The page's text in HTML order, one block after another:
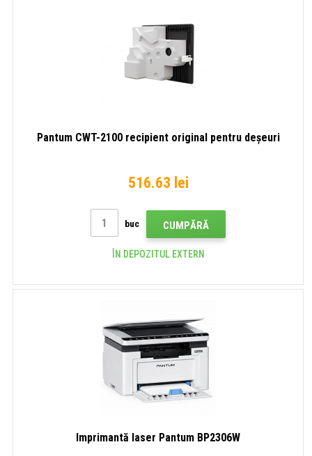
Pantum CWT-2100 recipient original pentru deșeuri
516.63 lei
buc CUMPĂRĂ
ÎN DEPOZITUL EXTERN
Imprimantă laser Pantum BP2306W